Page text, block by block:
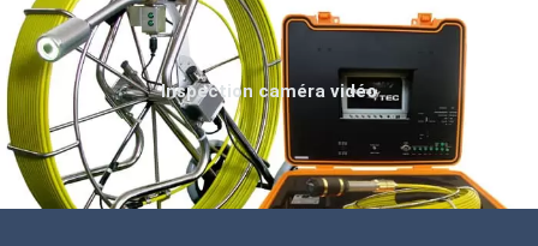
Inspection caméra vidéo